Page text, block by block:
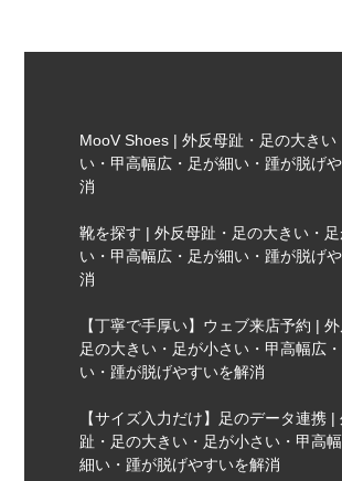
MooV Shoes | 外反母趾・足の大きい
い・甲高幅広・足が細い・踵が脱げ
消
靴を探す | 外反母趾・足の大きい・足
い・甲高幅広・足が細い・踵が脱げ
消
【丁寧で手厚い】ウェブ来店予約 | 外
足の大きい・足が小さい・甲高幅広
い・踵が脱げやすいを解消
【サイズ入力だけ】足のデータ連携 |
趾・足の大きい・足が小さい・甲高
細い・踵が脱げやすいを解消